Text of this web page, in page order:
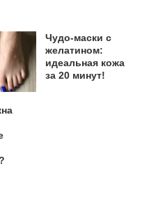
Чудо-маски с
желатином:
идеальная кожа
за 20 минут!